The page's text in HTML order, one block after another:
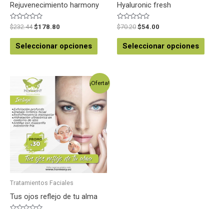
Rejuvenecimiento harmony
Valorado
en
0
de
$232.44 $178.80
Seleccionar opciones
Hyaluronic fresh
Valorado
en
0
de
$70.20 $54.00
Seleccionar opciones
¡Oferta!
Tratamientos Faciales
Tus ojos reflejo de tu alma